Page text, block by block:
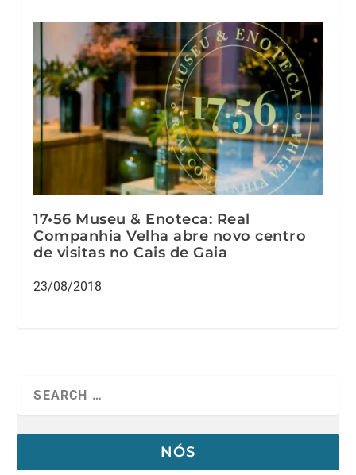
17•56 Museu & Enoteca: Real
Companhia Velha abre novo centro
de visitas no Cais de Gaia
23/08/2018
NÓS